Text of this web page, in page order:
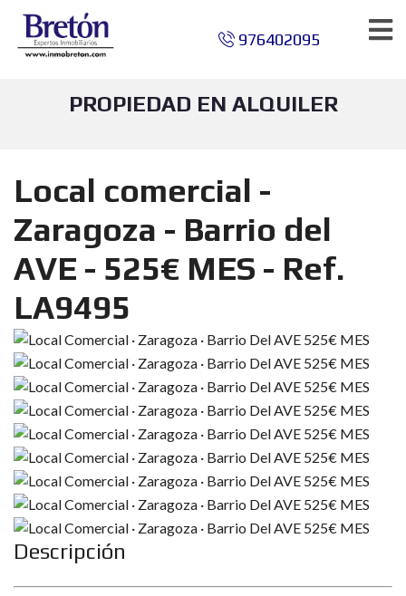
976402095
PROPIEDAD EN ALQUILER
Local comercial -
Zaragoza - Barrio del
AVE - 525€ MES - Ref.
LA9495
Descripción